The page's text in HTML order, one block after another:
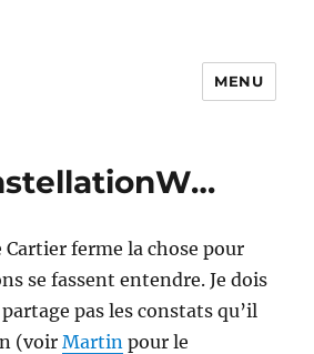
MENU
ferme la chose pour
se fassent entendre. Je dois
pas les constats qu’il
(voirMartin pour le